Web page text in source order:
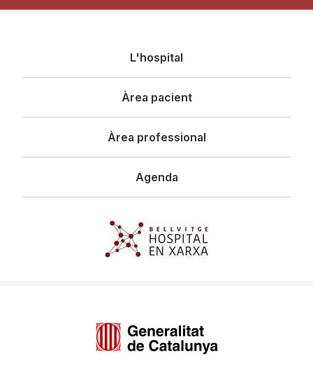
principal
L'hospital
Àrea pacient
Àrea professional
Agenda